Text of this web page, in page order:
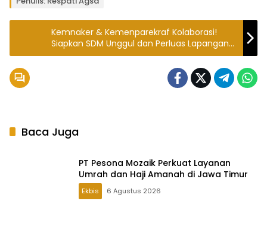
Kemnaker & Kemenparekraf Kolaborasi!
Siapkan SDM Unggul dan Perluas Lapangan
Kerja di Sektor Kreatif
Baca Juga
PT Pesona Mozaik Perkuat Layanan
Umrah dan Haji Amanah di Jawa Timur
Ekbis 6 Agustus 2026